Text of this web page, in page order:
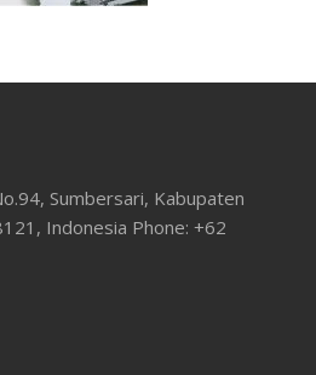
Sumbersari, Kabupaten
Indonesia Phone: +62